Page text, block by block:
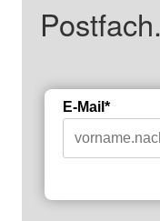
Postfach.
E-Mail*